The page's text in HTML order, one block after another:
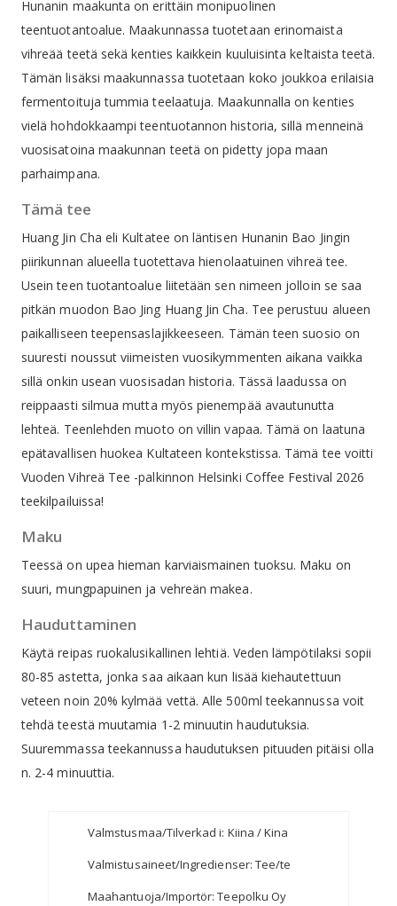
Hunanin maakunta on erittäin monipuolinen
teentuotantoalue. Maakunnassa tuotetaan erinomaista
vihreää teetä sekä kenties kaikkein kuuluisinta keltaista teetä.
Tämän lisäksi maakunnassa tuotetaan koko joukkoa erilaisia
fermentoituja tummia teelaatuja. Maakunnalla on kenties
vielä hohdokkaampi teentuotannon historia, sillä menneinä
vuosisatoina maakunnan teetä on pidetty jopa maan
parhaimpana.
Tämä tee
Huang Jin Cha eli Kultatee on läntisen Hunanin Bao Jingin
piirikunnan alueella tuotettava hienolaatuinen vihreä tee.
Usein teen tuotantoalue liitetään sen nimeen jolloin se saa
pitkän muodon Bao Jing Huang Jin Cha. Tee perustuu alueen
paikalliseen teepensaslajikkeeseen. Tämän teen suosio on
suuresti noussut viimeisten vuosikymmenten aikana vaikka
sillä onkin usean vuosisadan historia. Tässä laadussa on
reippaasti silmua mutta myös pienempää avautunutta
lehteä. Teenlehden muoto on villin vapaa. Tämä on laatuna
epätavallisen huokea Kultateen kontekstissa. Tämä tee voitti
Vuoden Vihreä Tee -palkinnon Helsinki Coffee Festival 2026
teekilpailuissa!
Maku
Teessä on upea hieman karviaismainen tuoksu. Maku on
suuri, mungpapuinen ja vehreän makea.
Hauduttaminen
Käytä reipas ruokalusikallinen lehtiä. Veden lämpötilaksi sopii
80-85 astetta, jonka saa aikaan kun lisää kiehautettuun
veteen noin 20% kylmää vettä. Alle 500ml teekannussa voit
tehdä teestä muutamia 1-2 minuutin haudutuksia.
Suuremmassa teekannussa haudutuksen pituuden pitäisi olla
n. 2-4 minuuttia.
Valmstusmaa/Tilverkad i: Kiina / Kina
Valmistusaineet/Ingredienser: Tee/te
Maahantuoja/Importör: Teepolku Oy